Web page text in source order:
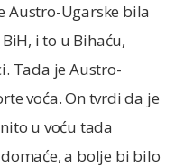
Austro-Ugarske bila
i to u Bihaću,
Tada je Austro-
voća. On tvrdi da je
u voću tada
a bolje bi bilo